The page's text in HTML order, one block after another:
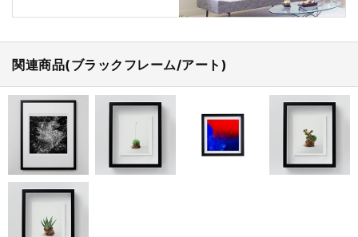
関連商品(ブラックフレーム/アート)